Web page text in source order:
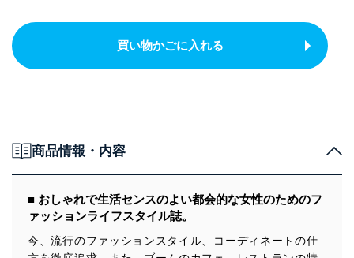
買い物かごに入れる
商品情報・内容
■ おしゃれで生活センスのよい都会的な女性のためのフ
ァッションライフスタイル誌。
今、流行のファッションスタイル、コーディネートの仕